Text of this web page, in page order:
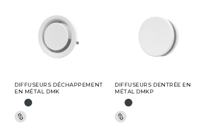
DIFFUSEURS DÉCHAPPEMENT
EN MÉTAL DMK
DIFFUSEURS DENTRÉE EN
MÉTAL DMKP